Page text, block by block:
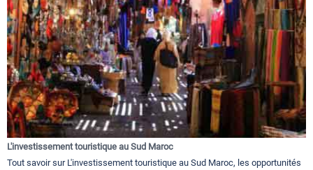
L'investissement touristique au Sud Maroc
Tout savoir sur L'investissement touristique au Sud Maroc, les opportunités